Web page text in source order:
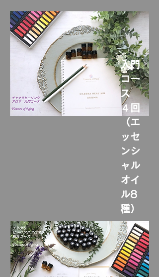
入門
コー
ス
４回
（エ
ッセ
ンシ
ャル
オイ
ル8
種）